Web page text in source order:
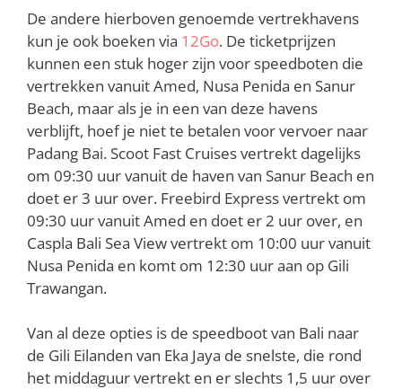
De andere hierboven genoemde vertrekhavens
kun je ook boeken via 12Go. De ticketprijzen
kunnen een stuk hoger zijn voor speedboten die
vertrekken vanuit Amed, Nusa Penida en Sanur
Beach, maar als je in een van deze havens
verblijft, hoef je niet te betalen voor vervoer naar
Padang Bai. Scoot Fast Cruises vertrekt dagelijks
om 09:30 uur vanuit de haven van Sanur Beach en
doet er 3 uur over. Freebird Express vertrekt om
09:30 uur vanuit Amed en doet er 2 uur over, en
Caspla Bali Sea View vertrekt om 10:00 uur vanuit
Nusa Penida en komt om 12:30 uur aan op Gili
Trawangan.
Van al deze opties is de speedboot van Bali naar
de Gili Eilanden van Eka Jaya de snelste, die rond
het middaguur vertrekt en er slechts 1,5 uur over